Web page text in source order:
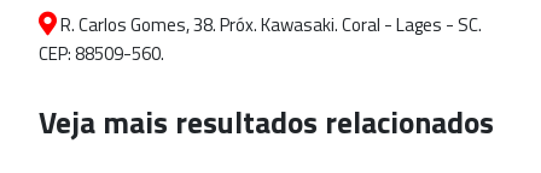
R. Carlos Gomes, 38. Próx. Kawasaki. Coral - Lages - SC.
CEP: 88509-560.
Veja mais resultados relacionados